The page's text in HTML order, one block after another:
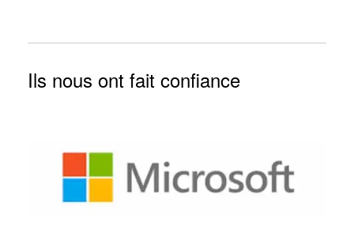
Ils nous ont fait confiance